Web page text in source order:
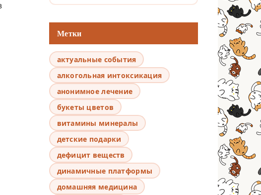
Метки
актуальные события
алкогольная интоксикация
анонимное лечение
букеты цветов
витамины минералы
детские подарки
дефицит веществ
динамичные платформы
домашняя медицина